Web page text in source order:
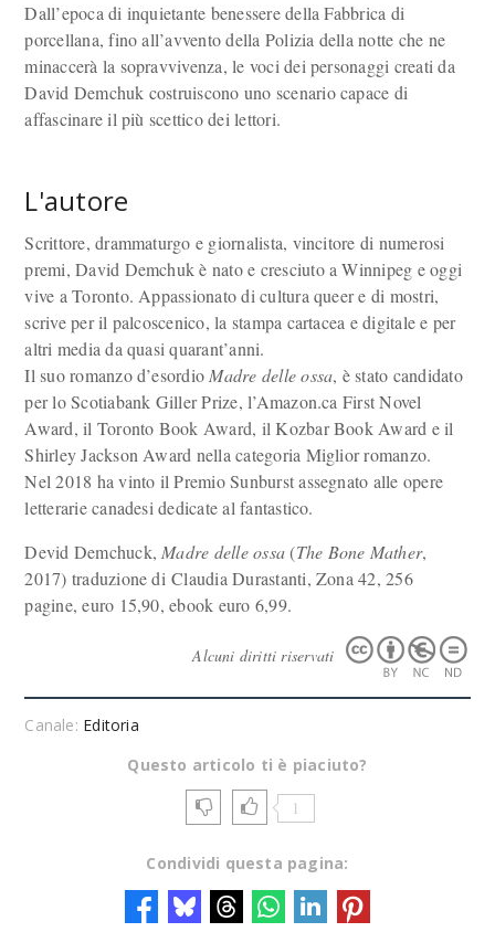
Dall’epoca di inquietante benessere della Fabbrica di
porcellana, fino all’avvento della Polizia della notte che ne
minaccerà la sopravvivenza, le voci dei personaggi creati da
David Demchuk costruiscono uno scenario capace di
affascinare il più scettico dei lettori.
L'autore
Scrittore, drammaturgo e giornalista, vincitore di numerosi
premi, David Demchuk è nato e cresciuto a Winnipeg e oggi
vive a Toronto. Appassionato di cultura queer e di mostri,
scrive per il palcoscenico, la stampa cartacea e digitale e per
altri media da quasi quarant’anni.
Il suo romanzo d’esordio Madre delle ossa, è stato candidato
per lo Scotiabank Giller Prize, l’Amazon.ca First Novel
Award, il Toronto Book Award, il Kozbar Book Award e il
Shirley Jackson Award nella categoria Miglior romanzo.
Nel 2018 ha vinto il Premio Sunburst assegnato alle opere
letterarie canadesi dedicate al fantastico.
Devid Demchuck, Madre delle ossa(The Bone Mather,
2017) traduzione di Claudia Durastanti, Zona 42, 256
pagine, euro 15,90, ebook euro 6,99.
Alcuni diritti riservati
Canale: Editoria
Questo articolo ti è piaciuto?
1
Condividi questa pagina: